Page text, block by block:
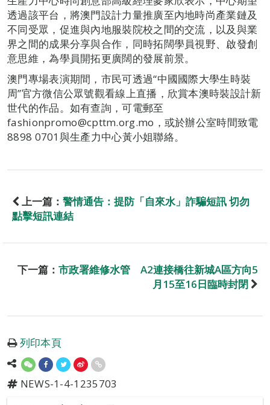
透過該平台，將澳門設計力量推廣至內地時尚產業鏈及
不同受眾，促進與內地服裝院校之間的交流，以及與業
界之間的成果分享與合作，同時拓闊學員視野、啟發創
意思維，為學員開拓更廣闊的發展前景。
澳門專場表演期間，市民可透過“中國國際大學生時裝
周”官方微信公眾號觀看線上直播，欣賞本澳時裝設計新
世代的作品。如有查詢，可電郵至
fashionpromo@cpttm.org.mo，或於辦公室時間致電
8898 0701與生產力中心黃小姐聯絡。
上一篇： 警情通告：提防「自來水」詐騙短訊 切勿
點擊短訊連結
下一篇： 市政署維修水管 A2連接橋往新城A區方向5
月15至16日臨時封閉
列印本頁
NEWS-1-4-1235703